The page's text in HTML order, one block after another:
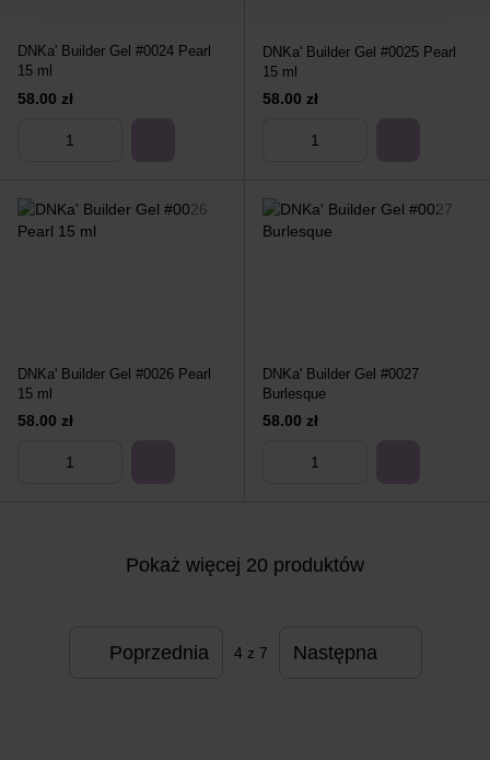
DNKa' Builder Gel #0024 Pearl
15 ml
58.00 zł
DNKa' Builder Gel #0025 Pearl
15 ml
58.00 zł
DNKa' Builder Gel #0026 Pearl
15 ml
58.00 zł
DNKa' Builder Gel #0027
Burlesque
58.00 zł
Pokaż więcej 20 produktów
Poprzednia 4 z 7 Następna